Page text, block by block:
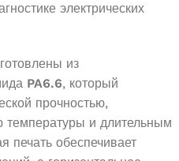
электрических
из
PA6.6, который
прочностью,
температуры и длительным
печать обеспечивает